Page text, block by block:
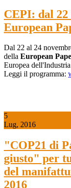
CEPI: dal 22
European
Dal 22 al 24
della European
Europea
Leggi il programma:
5
Lug, 2016
"COP21 di
giusto" per
del
2016